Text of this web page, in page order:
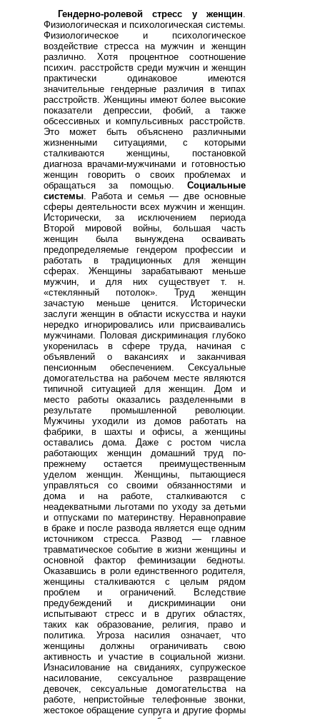
Гендерно-ролевой стресс у женщин.
Физиологическая и психологическая системы.
Физиологическое и психологическое
воздействие стресса на мужчин и женщин
различно. Хотя процентное соотношение
психич. расстройств среди мужчин и женщин
практически одинаковое имеются
значительные гендерные различия в типах
расстройств. Женщины имеют более высокие
показатели депрессии, фобий, а также
обсессивных и компульсивных расстройств.
Это может быть объяснено различными
жизненными ситуациями, с которыми
сталкиваются женщины, постановкой
диагноза врачами-мужчинами и готовностью
женщин говорить о своих проблемах и
обращаться за помощью. Социальные
системы. Работа и семья — две основные
сферы деятельности всех мужчин и женщин.
Исторически, за исключением периода
Второй мировой войны, большая часть
женщин была вынуждена осваивать
предопределяемые гендером профессии и
работать в традиционных для женщин
сферах. Женщины зарабатывают меньше
мужчин, и для них существует т. н.
«стеклянный потолок». Труд женщин
зачастую меньше ценится. Исторически
заслуги женщин в области искусства и науки
нередко игнорировались или присваивались
мужчинами. Половая дискриминация глубоко
укоренилась в сфере труда, начиная с
объявлений о вакансиях и заканчивая
пенсионным обеспечением. Сексуальные
домогательства на рабочем месте являются
типичной ситуацией для женщин. Дом и
место работы оказались разделенными в
результате промышленной революции.
Мужчины уходили из домов работать на
фабрики, в шахты и офисы, а женщины
оставались дома. Даже с ростом числа
работающих женщин домашний труд по-
прежнему остается преимущественным
уделом женщин. Женщины, пытающиеся
управляться со своими обязанностями и
дома и на работе, сталкиваются с
неадекватными льготами по уходу за детьми
и отпусками по материнству. Неравноправие
в браке и после развода является еще одним
источником стресса. Развод — главное
травматическое событие в жизни женщины и
основной фактор феминизации бедноты.
Оказавшись в роли единственного родителя,
женщины сталкиваются с целым рядом
проблем и ограничений. Вследствие
предубеждений и дискриминации они
испытывают стресс и в других областях,
таких как образование, религия, право и
политика. Угроза насилия означает, что
женщины должны ограничивать свою
активность и участие в социальной жизни.
Изнасилование на свиданиях, супружеское
насилование, сексуальное развращение
девочек, сексуальные домогательства на
работе, непристойные телефонные звонки,
жестокое обращение супруга и другие формы